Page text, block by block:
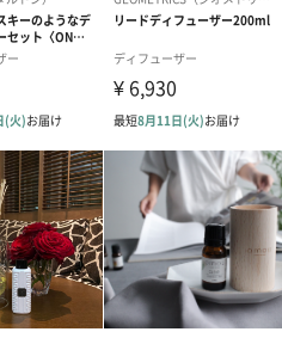
（ゼラニウム）
間を優しく満たし、心華やか
の花を思い起こして。ゼラニウ
オーストラリアンユーカリプタ
、地中海らしい楽しいフローラ